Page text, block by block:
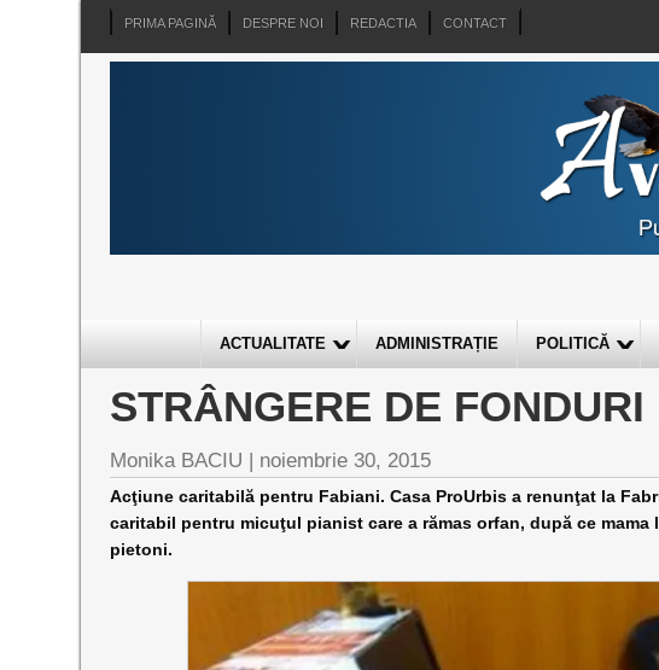
PRIMA PAGINĂ DESPRE NOI REDACTIA CONTACT
ACTUALITATE ADMINISTRAȚIE POLITICĂ
STRÂNGERE DE
Monika BACIU | noiembrie 30, 2015
Acţiune caritabilă pentru Fabiani. Casa ProUrbis a renunţat la
caritabil pentru micuţul pianist care a rămas orfan, după ce
pietoni.